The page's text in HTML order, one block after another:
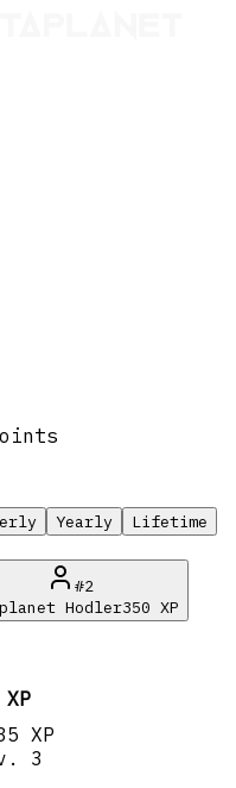
Yearly Lifetime
#2
Hodler350 XP
XP
XP
3